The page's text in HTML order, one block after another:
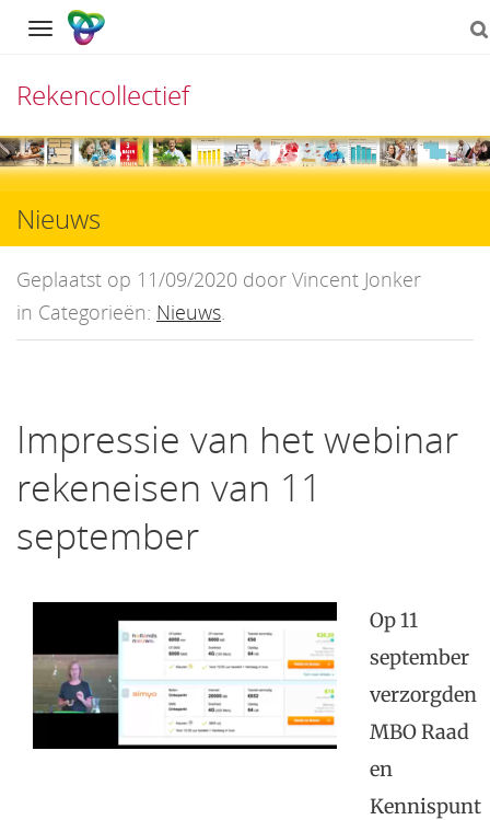
Navigation
Rekencollectief
Direct
naar
het
inhoud
Nieuws
Geplaatst op 11/09/2020 door Vincent Jonker
in Categorieën: Nieuws
Impressie van het webinar
rekeneisen van 11
september
Op 11
september
verzorgden
MBO Raad
en
Kennispunt